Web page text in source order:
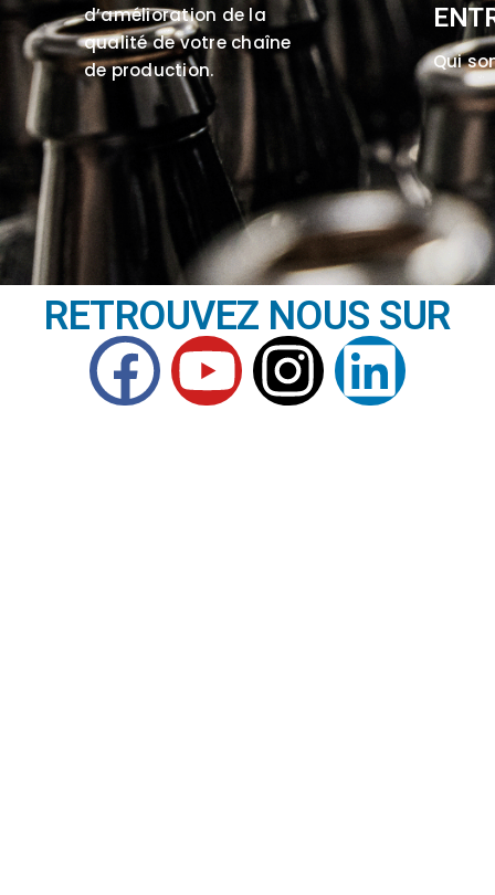
d’amélioration de la
qualité de votre chaîne
de production.
Qui
RETROUVEZ NOUS SUR